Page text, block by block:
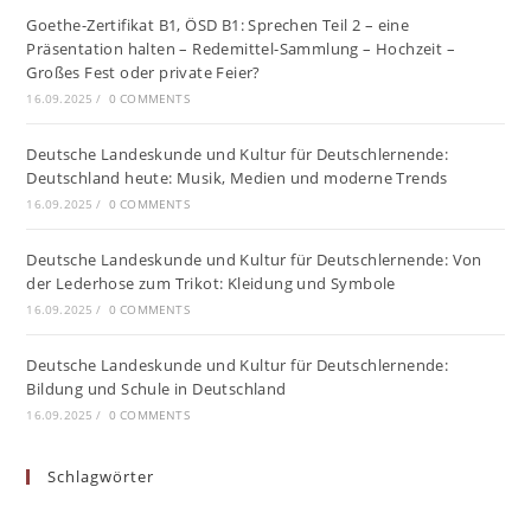
Goethe-Zertifikat B1, ÖSD B1: Sprechen Teil 2 – eine
Präsentation halten – Redemittel-Sammlung – Hochzeit –
Großes Fest oder private Feier?
16.09.2025 / 0 COMMENTS
Deutsche Landeskunde und Kultur für Deutschlernende:
Deutschland heute: Musik, Medien und moderne Trends
16.09.2025 / 0 COMMENTS
Deutsche Landeskunde und Kultur für Deutschlernende: Von
der Lederhose zum Trikot: Kleidung und Symbole
16.09.2025 / 0 COMMENTS
Deutsche Landeskunde und Kultur für Deutschlernende:
Bildung und Schule in Deutschland
16.09.2025 / 0 COMMENTS
Schlagwörter